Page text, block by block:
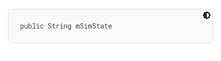
public String mSimState